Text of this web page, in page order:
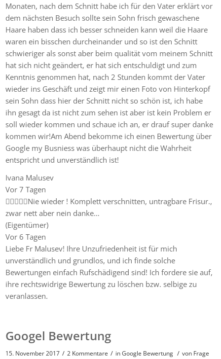
Monaten, nach dem Schnitt habe ich für den Vater erklärt vor
dem nächsten Besuch sollte sein Sohn frisch gewaschene
Haare haben dass ich besser schneiden kann weil die Haare
waren ein bisschen durcheinander und so ist den Schnitt
schwieriger als sonst aber beim qualität vom meinem Schnitt
hat sich nicht geändert, er hat sich entschuldigt und zum
Kenntnis genommen hat, nach 2 Stunden kommt der Vater
wieder ins Geschäft und zeigt mir einen Foto von Hinterkopf
sein Sohn dass hier der Schnitt nicht so schön ist, ich habe
ihn gesagt da ist nicht zum sehen ist aber ist kein Problem er
soll wieder kommen und schaue ich an, er drauf super danke
kommen wir!Am Abend bekomme ich einen Bewertung über
Google my Busniess was überhaupt nicht die Wahrheit
entspricht und unverständlich ist!
Ivana Malusev
Vor 7 Tagen
Nie wieder ! Komplett verschnitten, untragbare Frisur.,
zwar nett aber nein danke…
(Eigentümer)
Vor 6 Tagen
Liebe Fr Malusev! Ihre Unzufriedenheit ist für mich
unverständlich und grundlos, und ich finde solche
Bewertungen einfach Rufschädigend sind! Ich fordere sie auf,
ihre rechtswidrige Bewertung zu löschen bzw. selbige zu
veranlassen.
Googel Bewertung
15. November 2017 / 2 Kommentare / inGoogle Bewertung / von Frage